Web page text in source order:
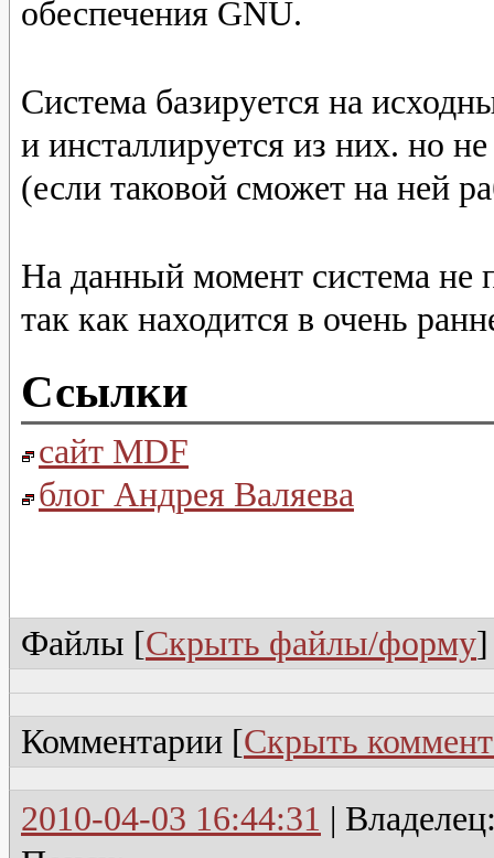
обеспечения GNU.
Система базируется на
и инсталлируется из них. но
(если таковой сможет на ней
На данный момент система не
так как находится в очень
Ссылки
сайт MDF
блог Андрея Валяева
Файлы [Скрыть файлы/форму]
Комментарии [Скрыть
2010-04-03 16:44:31 |